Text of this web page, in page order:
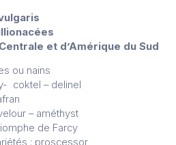
et d’Amérique du Sud
ou nains
coktel – delinel
– améthyst
de Farcy
: proscessor